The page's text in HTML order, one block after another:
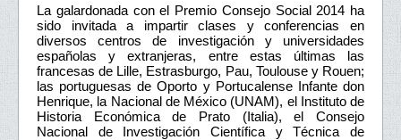
La galardonada con el Premio Consejo Social 2014 ha
sido invitada a impartir clases y conferencias en
diversos centros de investigación y universidades
españolas y extranjeras, entre estas últimas las
francesas de Lille, Estrasburgo, Pau, Toulouse y Rouen;
las portuguesas de Oporto y Portucalense Infante don
Henrique, la Nacional de México (UNAM), el Instituto de
Historia Económica de Prato (Italia), el Consejo
Nacional de Investigación Científica y Técnica de